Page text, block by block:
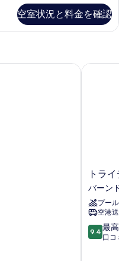
空室状況と料金を確認
ト
ラ
イ
デ
ン
ト
バ
トラ
バーン
プール
空港
10
段
9.4 最
口コ
トライ